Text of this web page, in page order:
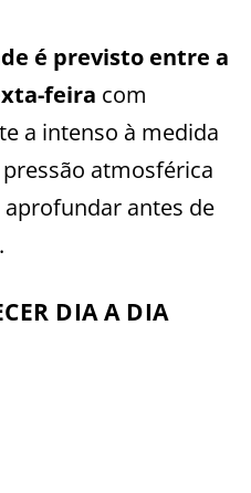
é previsto entre a
feira com
a intenso à medida
atmosférica
aprofundar antes de
DIA A DIA